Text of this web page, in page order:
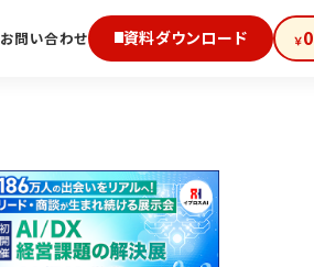
お問い合わせ 資料ダウンロード ￥0